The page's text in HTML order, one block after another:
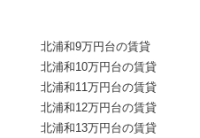
北浦和9万円台の賃貸
北浦和10万円台の賃貸
北浦和11万円台の賃貸
北浦和12万円台の賃貸
北浦和13万円台の賃貸